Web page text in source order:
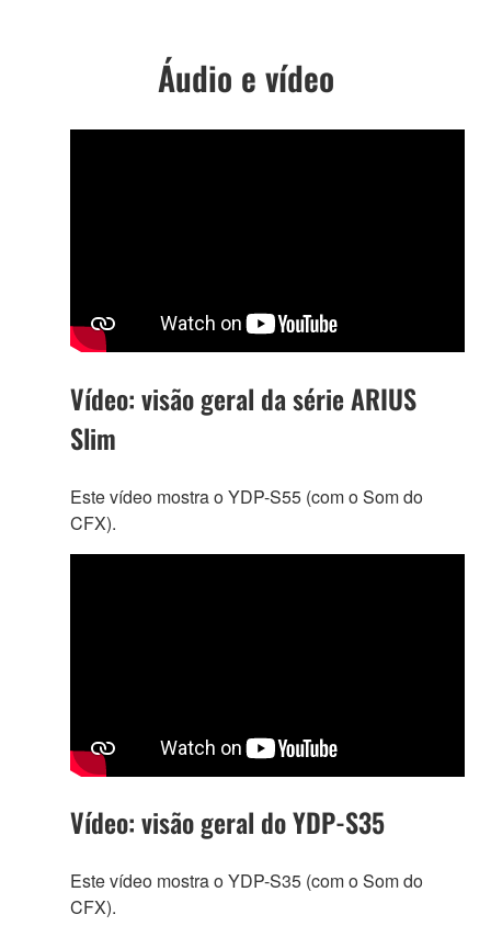
Áudio e vídeo
Vídeo: visão geral da série ARIUS
Slim
Este vídeo mostra o YDP-S55 (com o Som do
CFX).
Vídeo: visão geral do YDP-S35
Este vídeo mostra o YDP-S35 (com o Som do
CFX).